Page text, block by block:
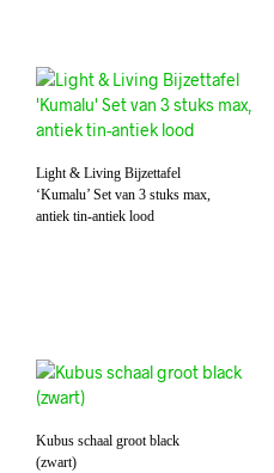
Light & Living Bijzettafel
‘Kumalu’ Set van 3 stuks max,
antiek tin-antiek lood
Kubus schaal groot black
(zwart)